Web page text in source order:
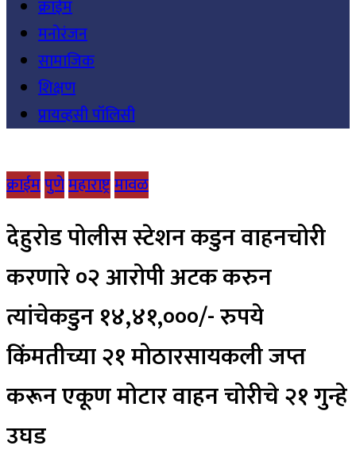
क्राईम
मनोरंजन
सामाजिक
शिक्षण
प्रायव्हसी पॉलिसी
क्राईमपुणेमहाराष्ट्रमावळ
देहुरोड पोलीस स्टेशन कडुन वाहनचोरी
करणारे ०२ आरोपी अटक करुन
त्यांचेकडुन १४,४१,०००/- रुपये
किंमतीच्या २१ मोठारसायकली जप्त
करून एकूण मोटार वाहन चोरीचे २१ गुन्हे
उघड